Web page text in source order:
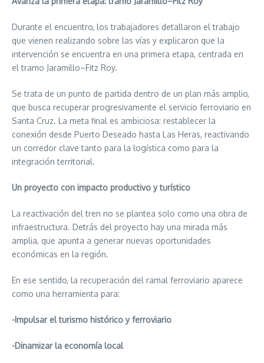
Durante el encuentro, los trabajadores detallaron el trabajo
que vienen realizando sobre las vías y explicaron que la
intervención se encuentra en una primera etapa, centrada en
el tramo Jaramillo–Fitz Roy.
Se trata de un punto de partida dentro de un plan más amplio,
que busca recuperar progresivamente el servicio ferroviario en
Santa Cruz. La meta final es ambiciosa: restablecer la
conexión desde Puerto Deseado hasta Las Heras, reactivando
un corredor clave tanto para la logística como para la
integración territorial.
Un proyecto con impacto productivo y turístico
La reactivación del tren no se plantea solo como una obra de
infraestructura. Detrás del proyecto hay una mirada más
amplia, que apunta a generar nuevas oportunidades
económicas en la región.
En ese sentido, la recuperación del ramal ferroviario aparece
como una herramienta para:
-Impulsar el turismo histórico y ferroviario
-Dinamizar la economía local